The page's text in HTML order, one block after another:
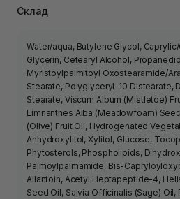
Склад
Water/aqua, Butylene Glycol,
Glycerin, Cetearyl Alcohol,
Myristoylpalmitoyl Oxostearamide/
Stearate, Polyglyceryl-10 Distearate,
Stearate, Viscum Album (Mistletoe)
Limnanthes Alba (Meadowfoam)
(Olive) Fruit Oil, Hydrogenated
Anhydroxylitol, Xylitol, Glucose,
Phytosterols, Phospholipids,
Palmoylpalmamide, Bis-
Allantoin, Acetyl Heptapeptide-4,
Seed Oil, Salvia Officinalis (Sage)